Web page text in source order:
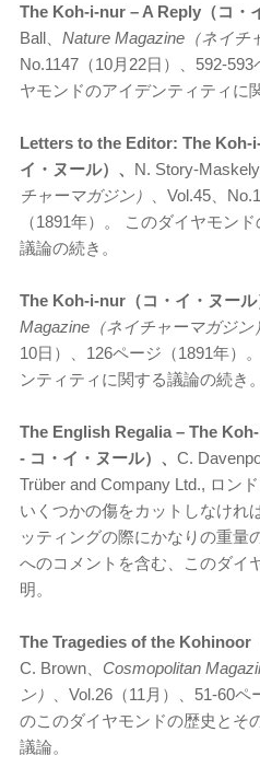
The Koh-i-nur – A Reply（コ・
Ball、 Nature Magazine（ネイチ
No.1147（10月22日）、592-
ヤモンドのアイデンティティに
Letters to the Editor: The Koh-
イ・ヌール）、 N. Story-
チャーマガジン）
、Vol.45、
（1891年）。 このダイヤモン
議論の続き。
The Koh-i-nur（コ・イ・ヌール
Magazine（ネイチャーマガジン）
10日）、126ページ（1891年）
ンティティに関する議論の続き。
The English Regalia – The
- コ・イ・ヌール）、 C.
Trüber and Company Ltd., ロン
いくつかの傷をカットしなけれ
ッティングの際にかなりの重量
へのコメントを含む、このダイ
明。
The Tragedies of the Kohinoor
C. Brown、 Cosmopolitan
ン）
、Vol.26（11月）、51-60
のこのダイヤモンドの歴史とそ
議論。